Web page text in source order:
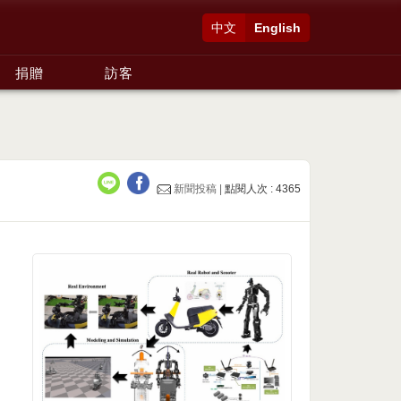
English
中文
捐贈 訪客
新聞投稿 |點閱人次 : 4365